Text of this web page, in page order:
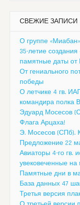
СВЕЖИЕ ЗАПИСИ
О группе «Миабан»
35-летие
памятные даты
От гениального
победы
О летчике 4 гв.
командира полка
Эдуард Мосесов
Флага Арцаха!
Э. Мосесов (СПб).
Предложение 22
Авиаторы 4-го гв.
увековеченные
Памятные дни в
База данных 47
Третья версия